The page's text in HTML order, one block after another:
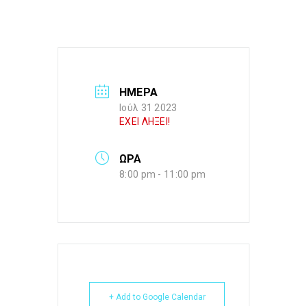
ΗΜΕΡΑ
Ιούλ 31 2023
ΕΧΕΙ ΛΗΞΕΙ!
ΩΡΑ
8:00 pm - 11:00 pm
+ Add to Google Calendar